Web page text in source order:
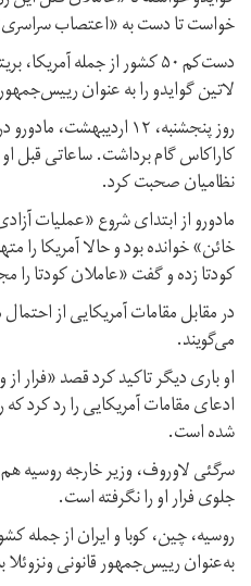
خواست تا دست به «اعتصاب
دست‌کم ۵۰ کشور از جمله
لاتین گوایدو را به عنوان
روز پنجشنبه، ۱۲
کاراکاس گام برداشت. ساعاتی قبل
نظامیان صحبت کرد.
مادورو از ابتدای شروع «عملیات
خائن» خوانده بود و حالا آمریکا را
کودتا زده و گفت «عاملان کودتا را
در مقابل مقامات آمریکایی از
می‌گویند.
او باری دیگر تاکید کرد قصد «فرار از
ادعای مقامات آمریکایی را رد کرد
شده است.
سرگئی لاوروف، وزیر خارجه روسیه
جلوی فرار او را نگرفته است.
روسیه، چین، کوبا و ایران از جمله
به‌عنوان رییس‌جمهور قانونی